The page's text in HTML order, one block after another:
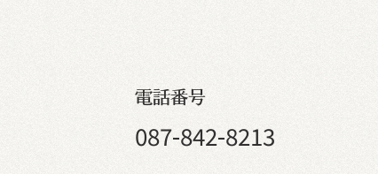
電話番号
087-842-8213